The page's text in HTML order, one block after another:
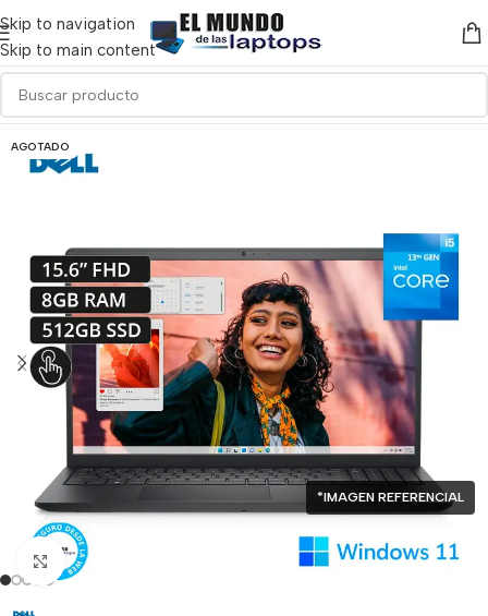
Skip to navigation
Skip to main content
AGOTADO
Click para agrandar
*IMAGEN REFERENCIAL